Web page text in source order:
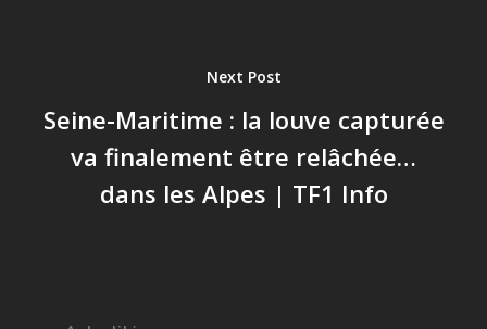
Next Post
Seine-Maritime : la louve capturée
va finalement être relâchée…
dans les Alpes | TF1 Info